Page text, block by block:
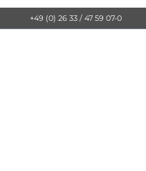
+49 (0) 26 33 / 47 59 07-0